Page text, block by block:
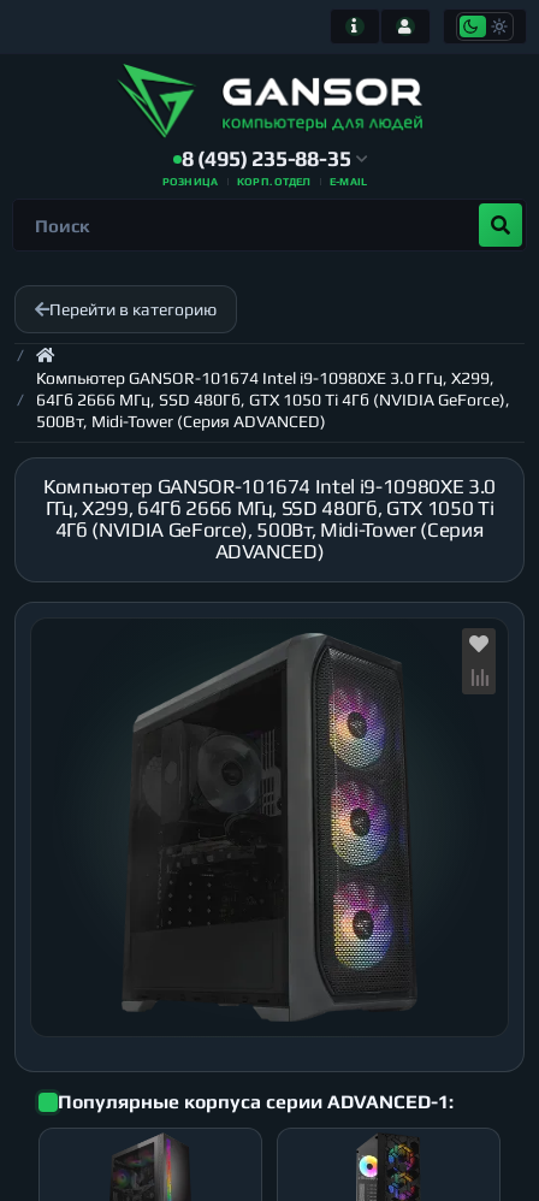
8 (495) 235-88-35
РОЗНИЦА КОРП. ОТДЕЛ E-MAIL
Перейти в категорию
Компьютер GANSOR-101674 Intel i9-10980XE 3.0 ГГц, X299,
64Гб 2666 МГц, SSD 480Гб, GTX 1050 Ti 4Гб (NVIDIA GeForce),
500Вт, Midi-Tower (Серия ADVANCED)
Компьютер GANSOR-101674 Intel i9-10980XE 3.0
ГГц, X299, 64Гб 2666 МГц, SSD 480Гб, GTX 1050 Ti
4Гб (NVIDIA GeForce), 500Вт, Midi-Tower (Серия
ADVANCED)
Популярные корпуса серии ADVANCED-1: